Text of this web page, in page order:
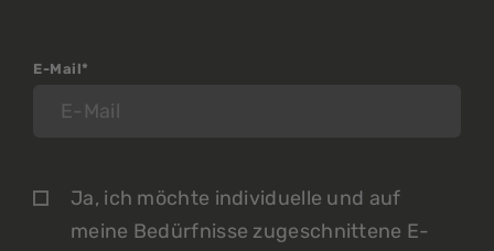
E-Mail*
Ja, ich möchte individuelle und auf
meine Bedürfnisse zugeschnittene E-